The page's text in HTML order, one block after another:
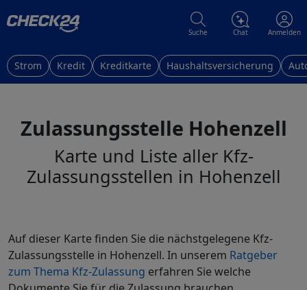
Suche Chat Anmelden
Strom Kredit Kreditkarte Haushaltsversicherung
Zulassungsstelle Hohenzell
Karte und Liste aller Kfz-
Zulassungsstellen in Hohenzell
Auf dieser Karte finden Sie die nächstgelegene Kfz-
Zulassungsstelle in Hohenzell. In unserem Ratgeber
zum Thema Kfz-Zulassung erfahren Sie welche